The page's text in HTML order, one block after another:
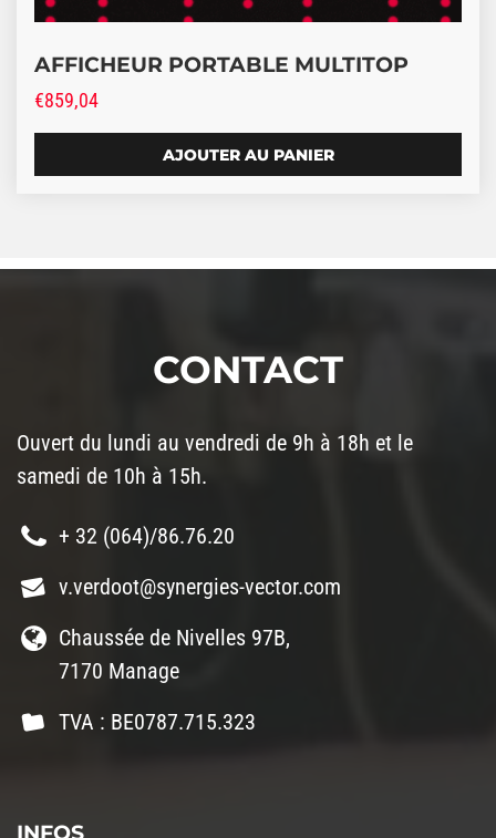
AFFICHEUR PORTABLE MULTITOP
€859,04
AJOUTER AU PANIER
CONTACT
Ouvert du lundi au vendredi de 9h à 18h et le
samedi de 10h à 15h.
+ 32 (064)/86.76.20
v.verdoot@synergies-vector.com
Chaussée de Nivelles 97B,
7170 Manage
TVA : BE0787.715.323